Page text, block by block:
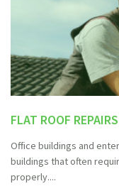
FLAT ROOF
Office buildings and
buildings that often
properly.